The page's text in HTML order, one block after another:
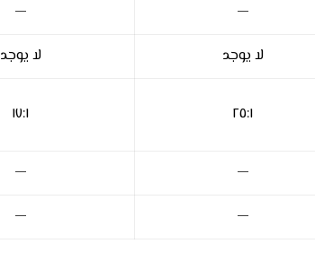
—
—
لا يوجد لا يوجد
٢٥:١ ١٧:١
—
—
—
—